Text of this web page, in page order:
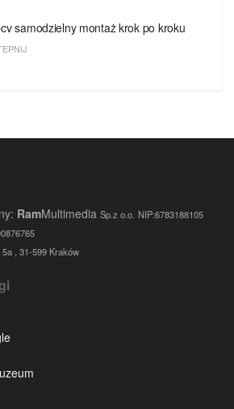
samodzielny montaż krok po kroku
RamMultimedia Sp.z o.o. NIP:6783188105
, 31-599 Kraków